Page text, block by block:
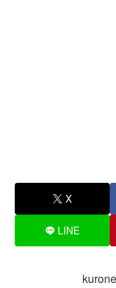
X
LINE